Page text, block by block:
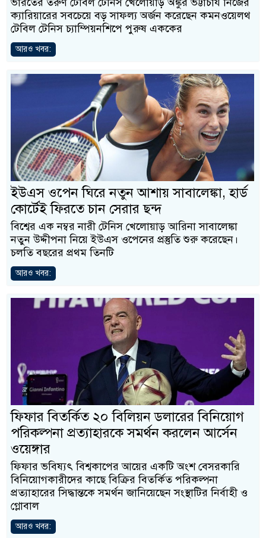
ক্যারিয়ারের সবচেয়ে বড় সাফল্য অর্জন করেছেন কমনওয়েলথ
টেবিল টেনিস চ্যাম্পিয়নশিপে পুরুষ এককের
আরও খবর:
ইউএস ওপেন ঘিরে নতুন আশায় সাবালেঙ্কা, হার্ড
কোর্টেই ফিরতে চান সেরার ছন্দ
বিশ্বের এক নম্বর নারী টেনিস খেলোয়াড় আরিনা সাবালেঙ্কা
নতুন উদ্দীপনা নিয়ে ইউএস ওপেনের প্রস্তুতি শুরু করেছেন।
চলতি বছরের প্রথম তিনটি
আরও খবর:
ফিফার বিতর্কিত ২০ বিলিয়ন ডলারের বিনিয়োগ
পরিকল্পনা প্রত্যাহারকে সমর্থন করলেন আর্সেন
ওয়েঙ্গার
ফিফার ভবিষ্যৎ বিশ্বকাপের আয়ের একটি অংশ বেসরকারি
বিনিয়োগকারীদের কাছে বিক্রির বিতর্কিত পরিকল্পনা
প্রত্যাহারের সিদ্ধান্তকে সমর্থন জানিয়েছেন সংস্থাটির নির্বাহী ও
গ্লোবাল
আরও খবর: